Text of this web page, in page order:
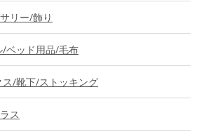
リー/飾り
ベッド用品/毛布
/靴下/ストッキング
ス